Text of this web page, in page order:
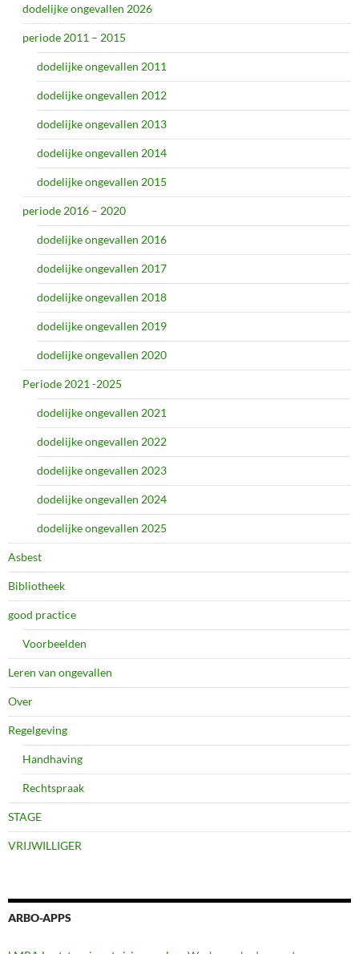
dodelijke ongevallen 2026
periode 2011 – 2015
dodelijke ongevallen 2011
dodelijke ongevallen 2012
dodelijke ongevallen 2013
dodelijke ongevallen 2014
dodelijke ongevallen 2015
periode 2016 – 2020
dodelijke ongevallen 2016
dodelijke ongevallen 2017
dodelijke ongevallen 2018
dodelijke ongevallen 2019
dodelijke ongevallen 2020
Periode 2021 -2025
dodelijke ongevallen 2021
dodelijke ongevallen 2022
dodelijke ongevallen 2023
dodelijke ongevallen 2024
dodelijke ongevallen 2025
Asbest
Bibliotheek
good practice
Voorbeelden
Leren van ongevallen
Over
Regelgeving
Handhaving
Rechtspraak
STAGE
VRIJWILLIGER
ARBO-APPS